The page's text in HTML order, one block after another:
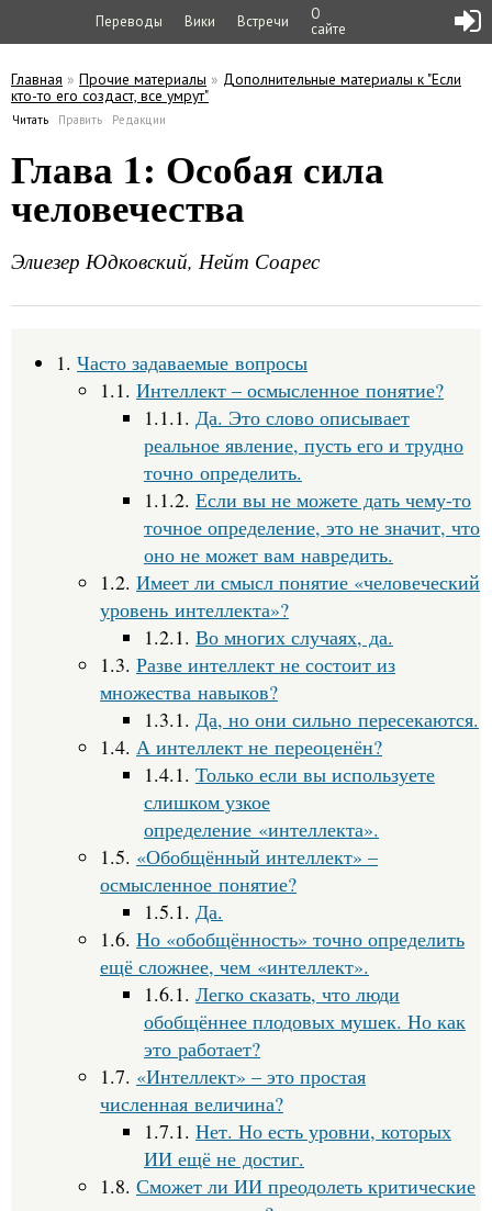
Переводы Вики Встречи
О
сайте
Вы здесь
Главная » Прочие материалы » Дополнительные материалы к "Если
кто-то его создаст, все умрут"
Читать (активная вкладка)
Править Редакции
Глава 1: Особая сила
человечества
Элиезер Юдковский, Нейт Соарес
1. Часто задаваемые вопросы
1.1. Интеллект – осмысленное понятие?
1.1.1. Да. Это слово описывает
реальное явление, пусть его и трудно
точно определить.
1.1.2. Если вы не можете дать чему-то
точное определение, это не значит, что
оно не может вам навредить.
1.2. Имеет ли смысл понятие «человеческий
уровень интеллекта»?
1.2.1. Во многих случаях, да.
1.3. Разве интеллект не состоит из
множества навыков?
1.3.1. Да, но они сильно пересекаются.
1.4. А интеллект не переоценён?
1.4.1. Только если вы используете
слишком узкое
определение «интеллекта».
1.5. «Обобщённый интеллект» –
осмысленное понятие?
1.5.1. Да.
1.6. Но «обобщённость» точно определить
ещё сложнее, чем «интеллект».
1.6.1. Легко сказать, что люди
обобщённее плодовых мушек. Но как
это работает?
1.7. «Интеллект» – это простая
численная величина?
1.7.1. Нет. Но есть уровни, которых
ИИ ещё не достиг.
1.8. Сможет ли ИИ преодолеть критические